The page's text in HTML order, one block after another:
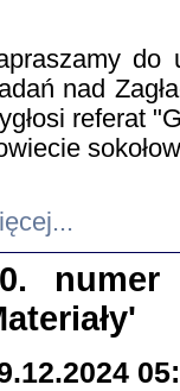
do
nad
referat
numer